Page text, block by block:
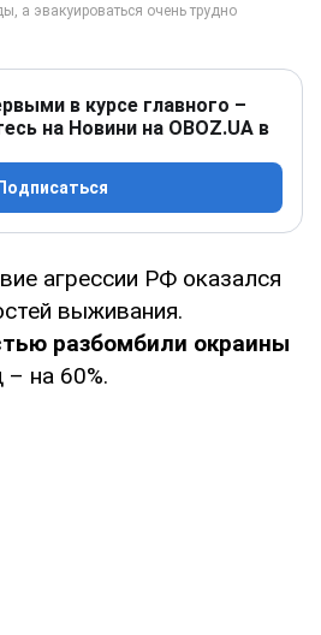
в курсе главного –
на Новини на OBOZ.UA в
Подписаться
агрессии РФ оказался
выживания.
разбомбили окраины
– на 60%.